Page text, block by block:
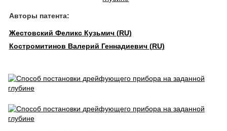
Авторы патента:
Жестовский Феликс Кузьмич (RU)
Костромитинов Валерий Геннадиевич (RU)